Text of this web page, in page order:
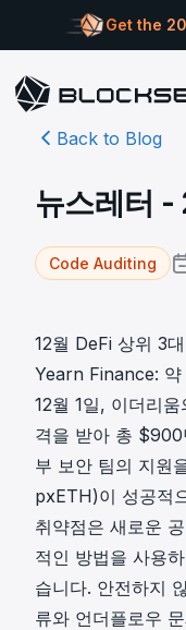
Get the
Back to Blog
뉴스레터 -
Code Auditing
12월 DeFi 상위 3
Yearn Finance:
12월 1일, 이더리
격을 받아 총 $900
부 보안 팀의 지원
pxETH)이 성공적
취약점은 새로운
적인 방법을 사용
습니다. 안전하지
류와 언더플로우